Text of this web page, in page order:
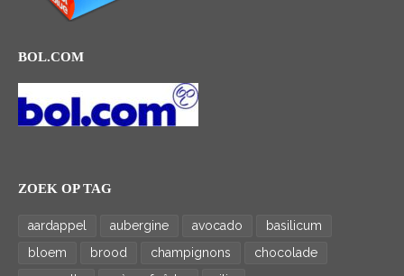
BOL.COM
ZOEK OP TAG
aardappel aubergine avocado
basilicum
bloem
brood champignons
chocolade